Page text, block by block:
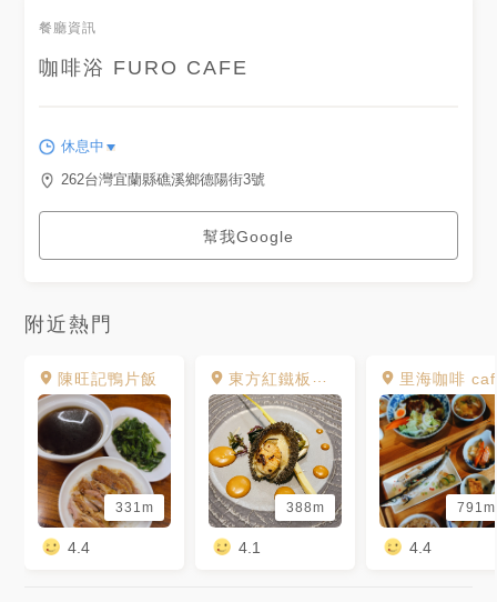
餐廳資訊
咖啡浴 FURO CAFE
休息中
262台灣宜蘭縣礁溪鄉德陽街3號
幫我Google
附近熱門
陳旺記鴨片飯
331m
4.4
東方紅鐵板創意料理
388m
4.1
里海咖啡
791m
4.4